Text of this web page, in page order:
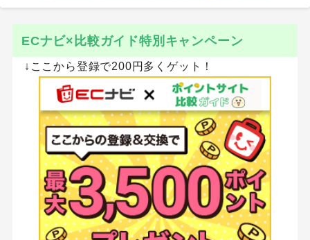
ECナビ×比較ガイド特別キャンペーン
↓ここから登録で200円多くゲット！